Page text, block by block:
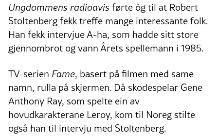
Ungdommens radioavisførte òg til at Robert
Stoltenberg fekk treffe mange interessante folk.
Han fekk intervjue A-ha, som hadde sitt store
gjennombrot og vann Årets spellemann i 1985.
TV-serien Fame, basert på filmen med same
namn, rulla på skjermen. Då skodespelar Gene
Anthony Ray, som spelte ein av
hovudkarakterane Leroy, kom til Noreg stilte
også han til intervju med Stoltenberg.